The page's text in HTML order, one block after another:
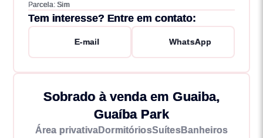
Parcela: Sim
Tem interesse? Entre em contato:
E-mail WhatsApp
Sobrado à venda em Guaiba,
Guaíba Park
Área privativaDormitóriosSuítesBanheiros